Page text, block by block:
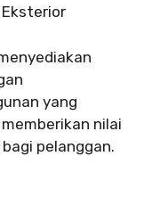
yang
nilai
pelanggan.